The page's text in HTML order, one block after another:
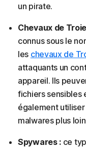
un pirate.
Chevaux de
connus sous le
les chevaux de
attaquants un
appareil. Ils
fichiers sensibles
également
malwares plus
Spywares : ce